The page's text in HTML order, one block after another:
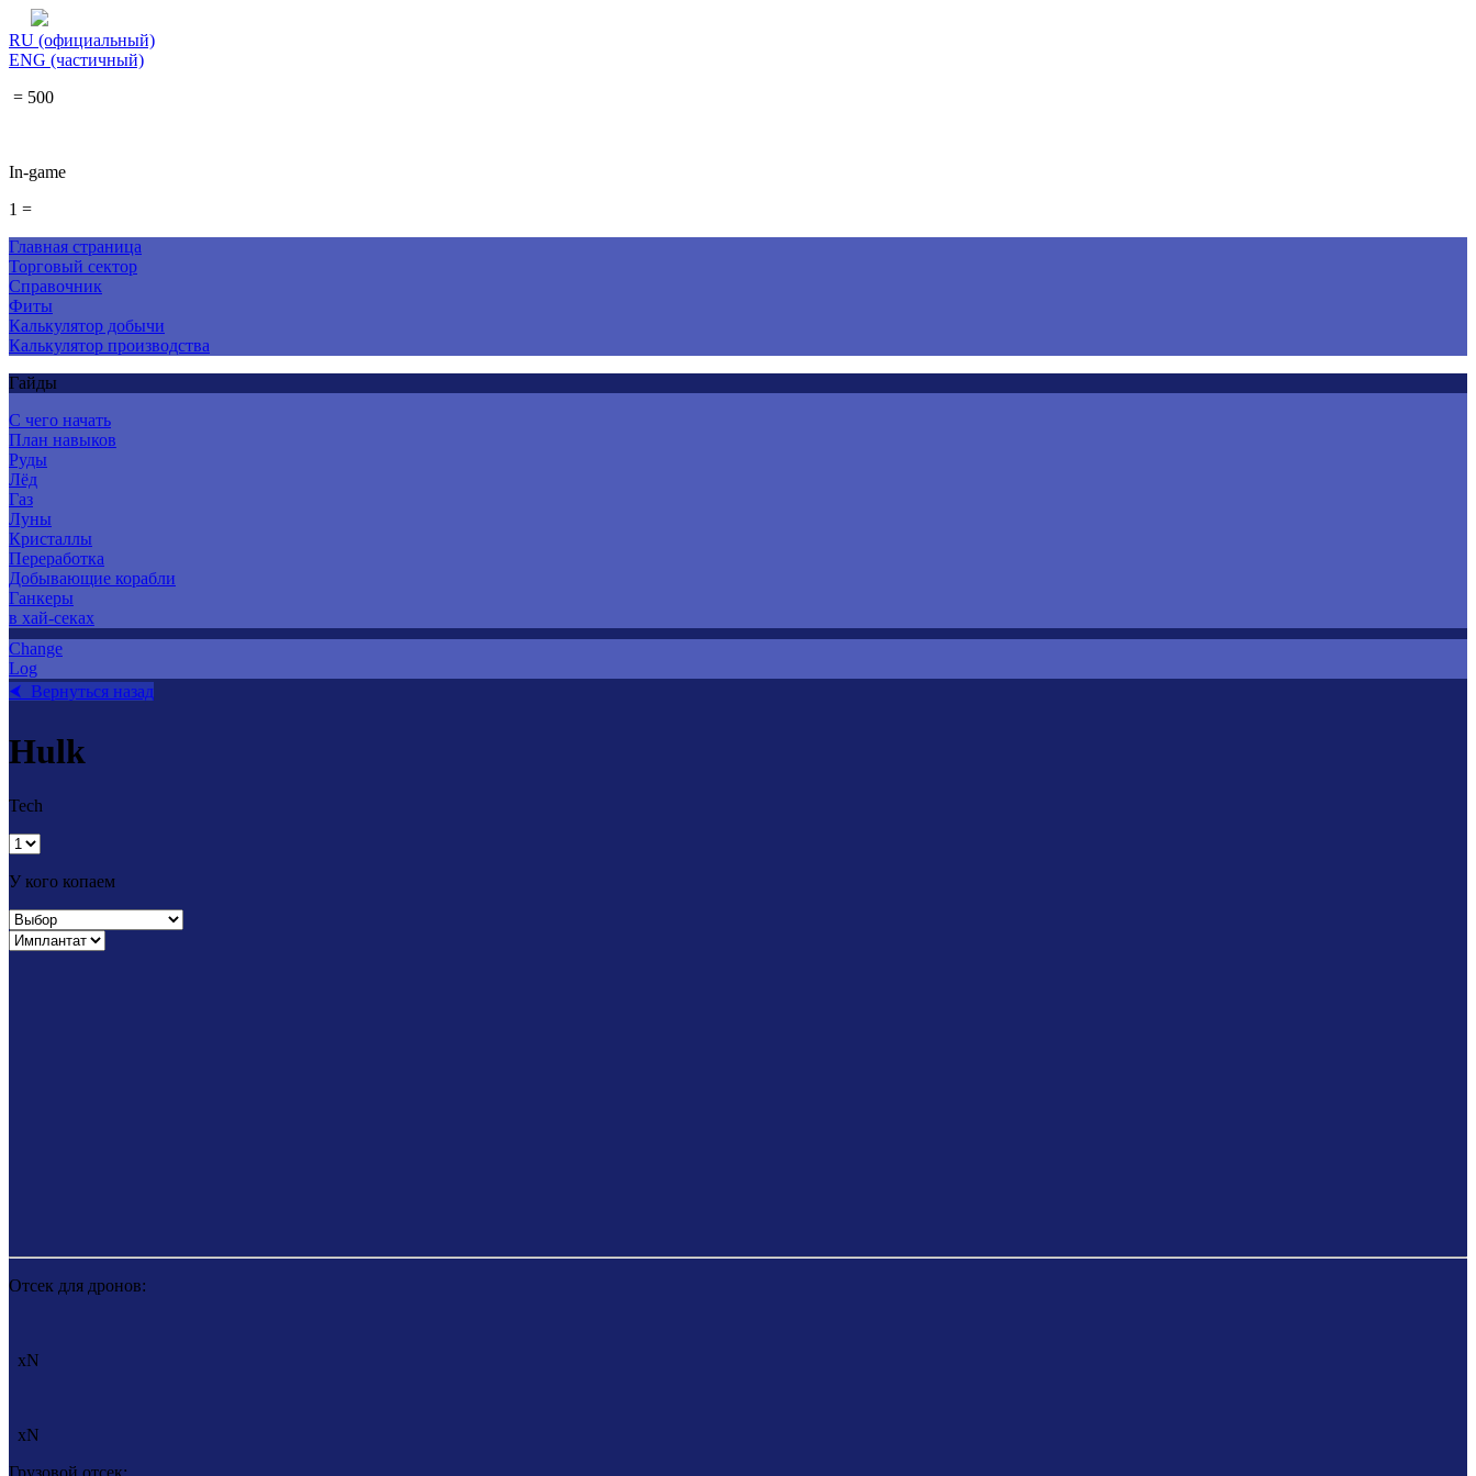
RU (официальный)
ENG (частичный)
= 500
In-game
1 =
Главная страница
Торговый сектор
Справочник
Фиты
Калькулятор добычи
Калькулятор производства
Гайды
С чего начать
План навыков
Руды
Лёд
Газ
Луны
Кристаллы
Переработка
Добывающие корабли
Ганкеры
в хай-секах
Change
Log
⮜ Вернуться назад
Hulk
Tech
У кого копаем
Отсек для дронов:
xN
xN
Грузовой отсек: